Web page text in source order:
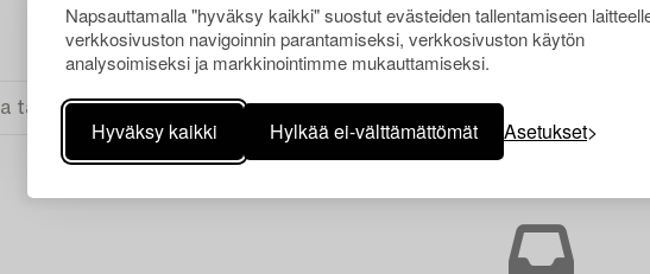
Napsauttamalla "hyväksy kaikki" suostut evästeiden tallentamiseen
verkkosivuston navigoinnin parantamiseksi, verkkosivuston käytön
analysoimiseksi ja markkinointimme mukauttamiseksi.
Hyväksy kaikki Hylkää ei-välttämättömät Asetukset